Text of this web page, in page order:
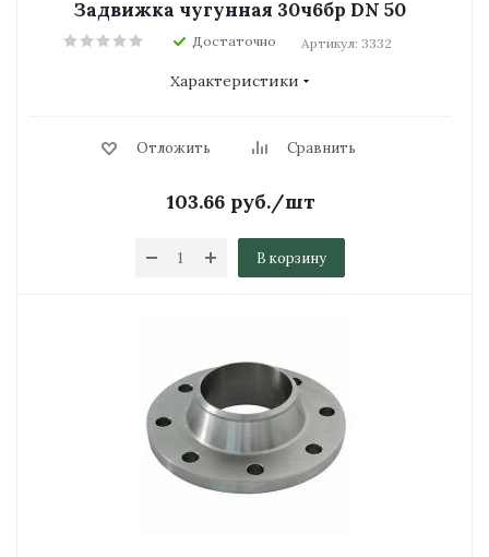
Задвижка чугунная 30ч6бр DN 50
Достаточно Артикул: 3332
Характеристики
Отложить Сравнить
103.66руб./шт
В корзину